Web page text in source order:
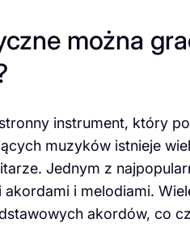
można
instrument, który
muzyków istnieje
Jednym z
i melodiami.
akordów, co